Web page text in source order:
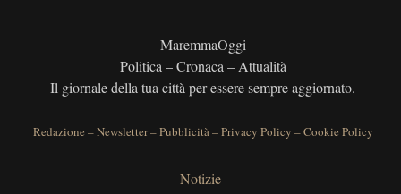
MaremmaOggi
Politica – Cronaca – Attualità
Il giornale della tua città per essere sempre aggiornato.
Redazione –Newsletter–Pubblicità–Privacy Policy –Cookie Policy
Notizie